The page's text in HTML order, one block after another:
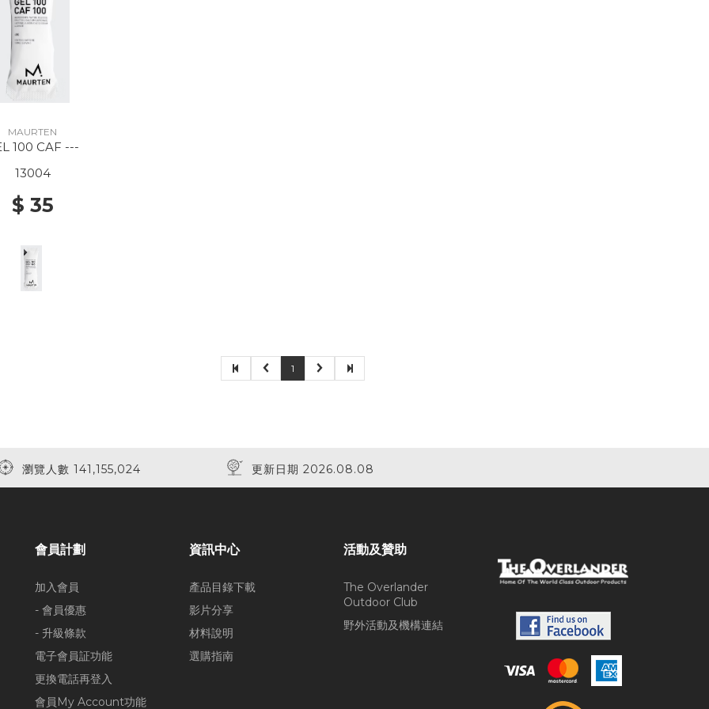
MAURTEN
100 CAF ---
13004
$ 35
1
瀏覽人數 141,155,024 更新日期 2026.08.08
會員計劃
加入會員
- 會員優惠
- 升級條款
電子會員証功能
更換電話再登入
會員My Account功能
資訊中心
產品目錄下載
影片分享
材料說明
選購指南
活動及贊助
The Overlander
Outdoor Club
野外活動及機構連結